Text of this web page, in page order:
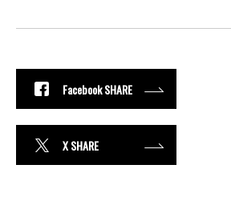
Facebook SHARE
X SHARE